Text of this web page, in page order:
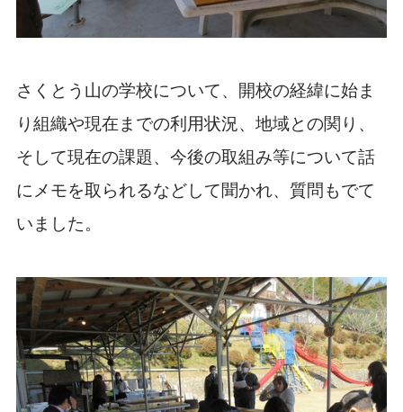
さくとう山の学校について、開校の経緯に始ま
り組織や現在までの利用状況、地域との関り、
そして現在の課題、今後の取組み等について話
にメモを取られるなどして聞かれ、質問もでて
いました。